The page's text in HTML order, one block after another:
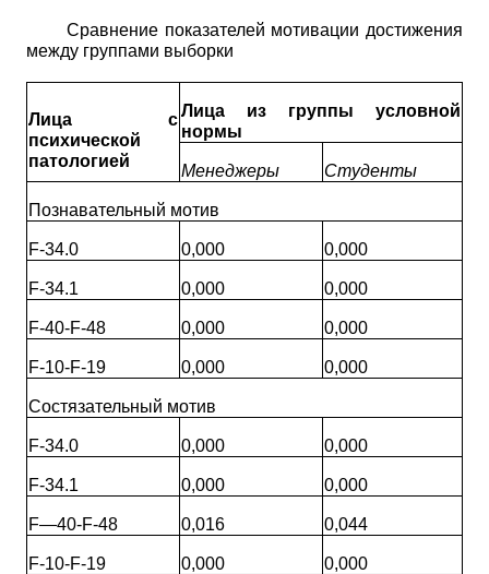
Сравнение показателей мотивации достижения
между группами выборки
Лица с
психической
патологией
Лица из группы условной
нормы
Менеджеры Студенты
Познавательный мотив
F-34.0 0,000 0,000
F-34.1 0,000 0,000
F-40-F-48 0,000 0,000
F-10-F-19 0,000 0,000
Состязательный мотив
F-34.0 0,000 0,000
F-34.1 0,000 0,000
F—40-F-48 0,016 0,044
F-10-F-19 0,000 0,000